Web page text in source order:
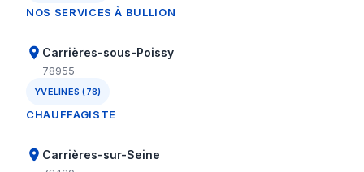
NOS SERVICES À BULLION
Carrières-sous-Poissy
78955
YVELINES (78)
CHAUFFAGISTE
Carrières-sur-Seine